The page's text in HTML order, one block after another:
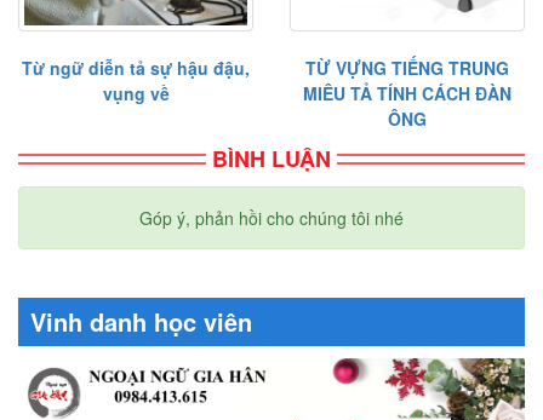
Từ ngữ diễn tả sự hậu đậu,
vụng về
TỪ VỰNG TIẾNG TRUNG
MIÊU TẢ TÍNH CÁCH ĐÀN
ÔNG
BÌNH LUẬN
Góp ý, phản hồi cho chúng tôi nhé
Vinh danh học viên